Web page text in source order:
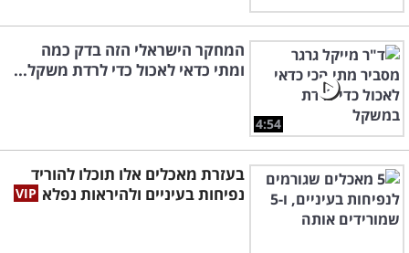
4:54
המחקר הישראלי הזה בדק כמה
ומתי כדאי לאכול כדי לרדת משקל...
בעזרת מאכלים אלו תוכלו להוריד
נפיחות בעיניים ולהיראות נפלא